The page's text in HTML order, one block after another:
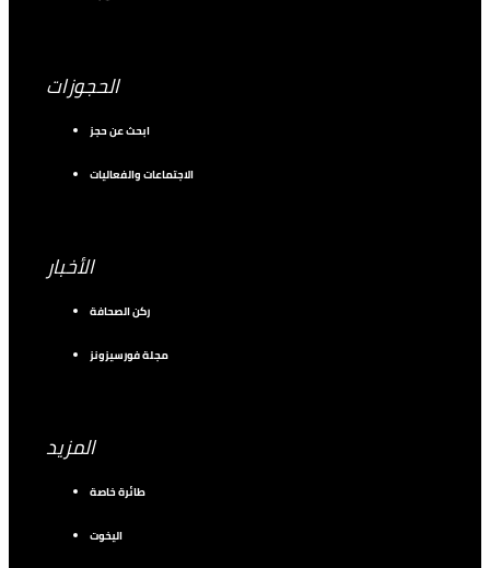
الحجوزات
ابحث عن حجز
الاجتماعات والفعاليات
الأخبار
ركن الصحافة
مجلة فورسيزونز
المزيد
طائرة خاصة
اليخوت